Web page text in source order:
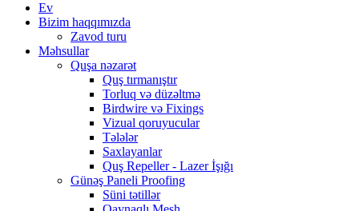
Ev
Bizim haqqımızda
Zavod turu
Məhsullar
Quşa nəzarət
Quş tırmanıştır
Torluq və düzəltmə
Birdwire və Fixings
Vizual qoruyucular
Tələlər
Saxlayanlar
Quş Repeller - Lazer İşığı
Günəş Paneli Proofing
Süni tətillər